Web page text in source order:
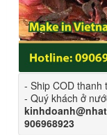
- Ship COD thanh
- Quý khách ở
906968923